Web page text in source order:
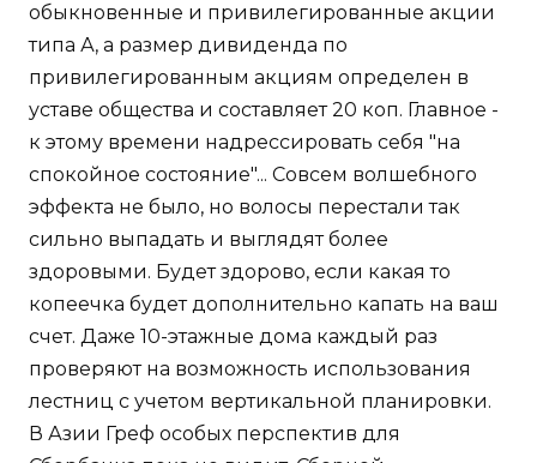
обыкновенные и привилегированные акции
типа А, а размер дивиденда по
привилегированным акциям определен в
уставе общества и составляет 20 коп. Главное -
к этому времени надрессировать себя "на
спокойное состояние"... Совсем волшебного
эффекта не было, но волосы перестали так
сильно выпадать и выглядят более
здоровыми. Будет здорово, если какая то
копеечка будет дополнительно капать на ваш
счет. Даже 10-этажные дома каждый раз
проверяют на возможность использования
лестниц с учетом вертикальной планировки.
В Азии Греф особых перспектив для